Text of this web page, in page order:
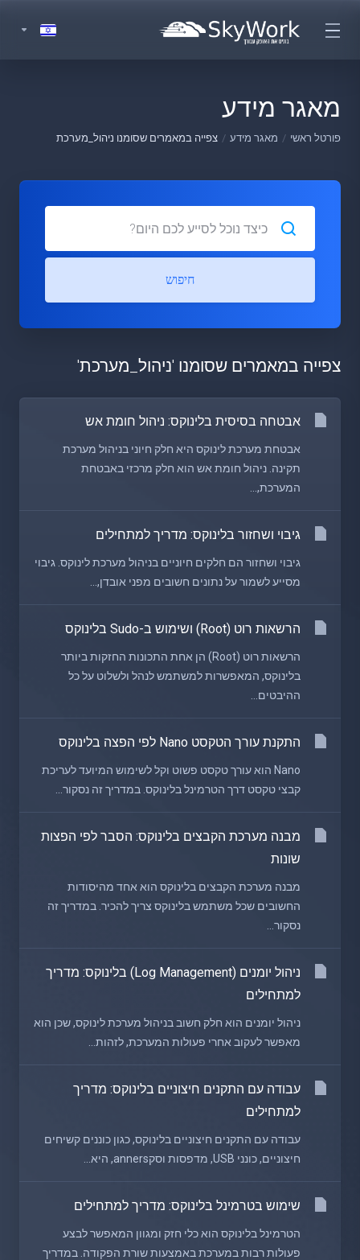
מאגר מידע
פורטל ראשי מאגר מידע צפייה במאמרים שסומנו ניהול_מערכת
חיפוש
צפייה במאמרים שסומנו 'ניהול_מערכת'
אבטחה בסיסית בלינוקס: ניהול חומת אש
אבטחת מערכת לינוקס היא חלק חיוני בניהול מערכת
תקינה. ניהול חומת אש הוא חלק מרכזי באבטחת
המערכת,...
גיבוי ושחזור בלינוקס: מדריך למתחילים
גיבוי ושחזור הם חלקים חיוניים בניהול מערכת לינוקס. גיבוי
מסייע לשמור על נתונים חשובים מפני אובדן,...
הרשאות רוט (Root) ושימוש ב-Sudo בלינוקס
הרשאות רוט (Root) הן אחת התכונות החזקות ביותר
בלינוקס, המאפשרות למשתמש לנהל ולשלוט על כל
ההיבטים...
התקנת עורך הטקסט Nano לפי הפצה בלינוקס
Nano הוא עורך טקסט פשוט וקל לשימוש המיועד לעריכת
קבצי טקסט דרך הטרמינל בלינוקס. במדריך זה נסקור...
מבנה מערכת הקבצים בלינוקס: הסבר לפי הפצות
שונות
מבנה מערכת הקבצים בלינוקס הוא אחד מהיסודות
החשובים שכל משתמש בלינוקס צריך להכיר. במדריך זה
נסקור...
ניהול יומנים (Log Management) בלינוקס: מדריך
למתחילים
ניהול יומנים הוא חלק חשוב בניהול מערכת לינוקס, שכן הוא
מאפשר לעקוב אחרי פעולות המערכת, לזהות...
עבודה עם התקנים חיצוניים בלינוקס: מדריך
למתחילים
עבודה עם התקנים חיצוניים בלינוקס, כגון כוננים קשיחים
חיצוניים, כונני USB, מדפסות וסקanners, היא...
שימוש בטרמינל בלינוקס: מדריך למתחילים
הטרמינל בלינוקס הוא כלי חזק ומגוון המאפשר לבצע
פעולות רבות במערכת באמצעות שורת הפקודה. במדריך